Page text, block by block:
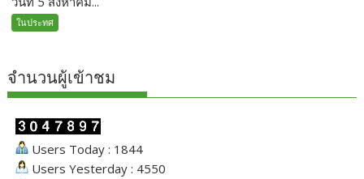
ในประทศ
จำนวนผู้เข้าชม
Users Today : 1844
Users Yesterday : 4550